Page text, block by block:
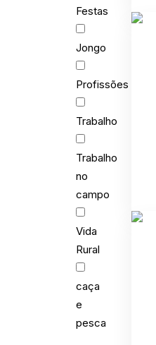
Festas
Jongo
Profissões
Trabalho
Trabalho
no
campo
Vida
Rural
caça
e
pesca